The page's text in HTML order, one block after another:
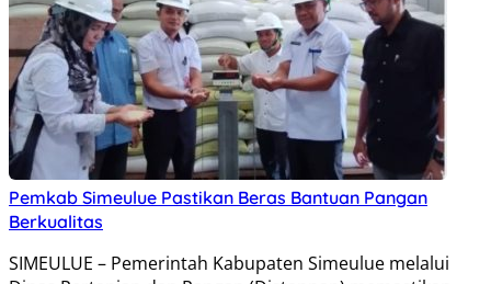
Pemkab Simeulue Pastikan Beras Bantuan Pangan
Berkualitas
SIMEULUE – Pemerintah Kabupaten Simeulue melalui